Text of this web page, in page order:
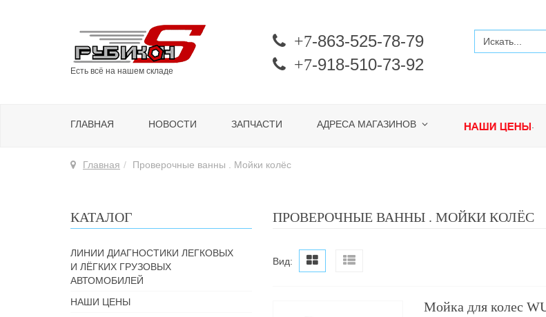
Есть всё на нашем складе
+7-863-525-78-79
+7-918-510-73-92
ГЛАВНАЯ НОВОСТИ ЗАПЧАСТИ АДРЕСА МАГАЗИНОВ .
Главная Проверочные ванны . Мойки колёс
ПРОВЕРОЧНЫЕ ВАННЫ . МОЙКИ КОЛЁС
Вид:
Мойка для колес
КАТАЛОГ
ЛИНИИ ДИАГНОСТИКИ ЛЕГКОВЫХ
И ЛЁГКИХ ГРУЗОВЫХ
АВТОМОБИЛЕЙ
НАШИ ЦЕНЫ